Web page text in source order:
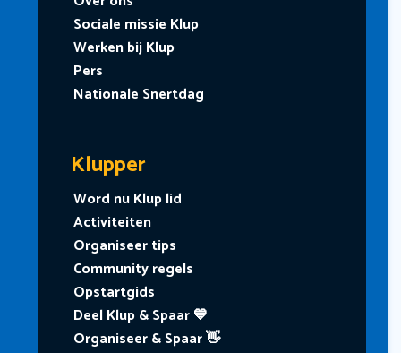
Sociale missie Klup
Werken bij Klup
Pers
Nationale Snertdag
Klupper
Word nu Klup lid
Activiteiten
Organiseer tips
Community regels
Opstartgids
Deel Klup & Spaar 💙
Organiseer & Spaar 👋